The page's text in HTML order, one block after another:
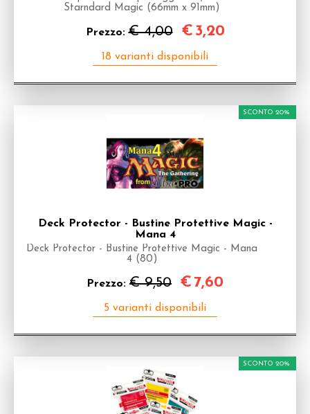
Starndard Magic (66mm x 91mm)
Prezzo:€ 4,00 € 3,20
Deck Protector - Bustine Protettive Magic -
Mana 4
Deck Protector - Bustine Protettive Magic - Mana
4 (80)
Prezzo: € 9,50
SCONTO 20%
€ 7,60
SCONTO 20%